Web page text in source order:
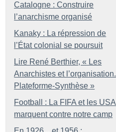
Catalogne : Construire
l’anarchisme organisé
Kanaky : La répression de
l’État colonial se poursuit
Lire René Berthier, « Les
Anarchistes et l’organisation.
Plateforme-Synthèse »
Football : La FIFA et les USA
marquent contre notre camp